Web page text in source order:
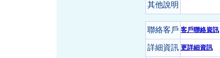
其他說明
聯絡客戶 客戶聯絡資訊
詳細資訊 更詳細資訊